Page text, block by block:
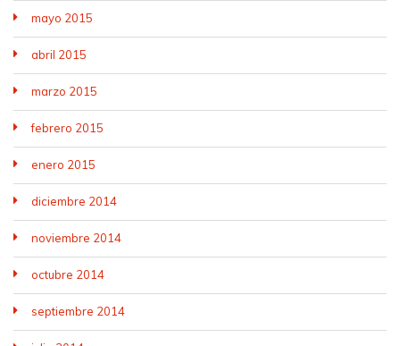
mayo 2015
abril 2015
marzo 2015
febrero 2015
enero 2015
diciembre 2014
noviembre 2014
octubre 2014
septiembre 2014